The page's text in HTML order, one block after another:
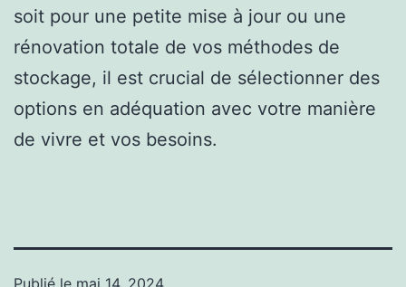
soit pour une petite mise à jour ou une
rénovation totale de vos méthodes de
stockage, il est crucial de sélectionner des
options en adéquation avec votre manière
de vivre et vos besoins.
Publié le mai 14, 2024